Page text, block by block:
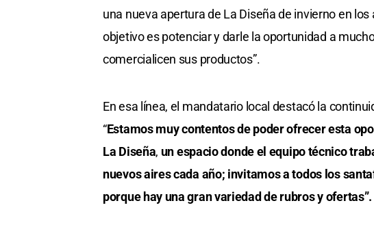
una nueva apertura de La Diseña de invierno en los
objetivo es potenciar y darle la oportunidad a
comercialicen sus productos”.
En esa línea, el mandatario local destacó la
“Estamos muy contentos de poder ofrecer esta
La Diseña, un espacio donde el equipo técnico
nuevos aires cada año; invitamos a todos los
porque hay una gran variedad de rubros y ofertas”.